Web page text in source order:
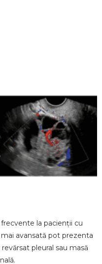
la pacienții cu
avansată pot prezenta
pleural sau masă